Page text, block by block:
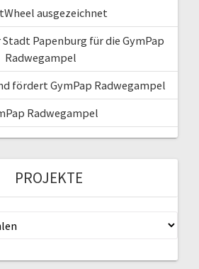
ausgezeichnet
Papenburg für die GymPap
Radwegampel
fördert GymPap Radwegampel
Radwegampel
PROJEKTE